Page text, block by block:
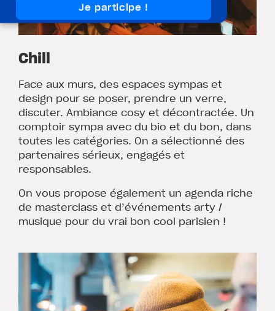
Chill
Face aux murs, des espaces sympas et
design pour se poser, prendre un verre,
discuter. Ambiance cosy et décontractée. Un
comptoir sympa avec du bio et du bon, dans
toutes les catégories. On a sélectionné des
partenaires sérieux, engagés et
responsables.
On vous propose également un agenda riche
de masterclass et d’événements arty /
musique pour du vrai bon cool parisien !